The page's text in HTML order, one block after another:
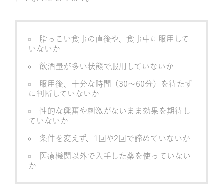
脂っこい食事の直後や、食事中に服用して
いないか
飲酒量が多い状態で服用していないか
服用後、十分な時間（30〜60分）を待たず
に判断していないか
性的な興奮や刺激がないまま効果を期待し
ていないか
条件を変えず、1回や2回で諦めていないか
医療機関以外で入手した薬を使っていない
か